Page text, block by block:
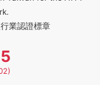
業認證標章